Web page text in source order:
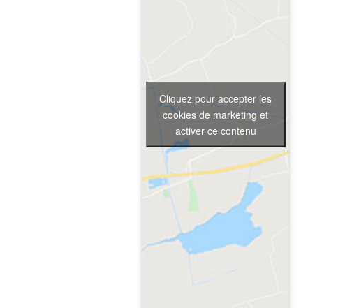
Cliquez pour accepter les
cookies de marketing et
activer ce contenu